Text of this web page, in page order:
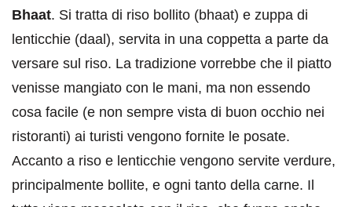
Bhaat. Si tratta di riso bollito (bhaat) e zuppa di
lenticchie (daal), servita in una coppetta a parte da
versare sul riso. La tradizione vorrebbe che il piatto
venisse mangiato con le mani, ma non essendo
cosa facile (e non sempre vista di buon occhio nei
ristoranti) ai turisti vengono fornite le posate.
Accanto a riso e lenticchie vengono servite verdure,
principalmente bollite, e ogni tanto della carne. Il